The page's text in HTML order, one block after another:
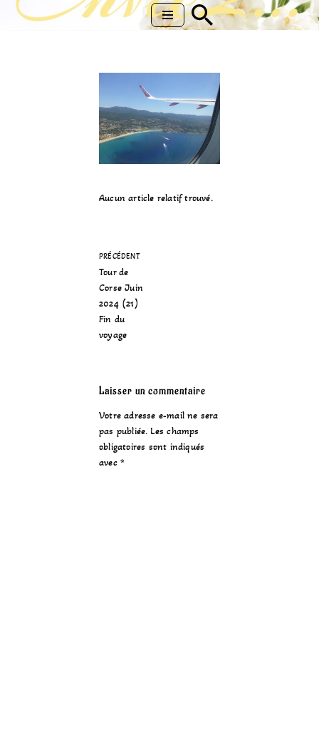
Aucun article relatif trouvé.
PRÉCÉDENT
Tour de
Corse Juin
2024 (21)
Fin du
voyage
Laisser un commentaire
Votre adresse e-mail ne sera
pas publiée. Les champs
obligatoires sont indiqués
avec *